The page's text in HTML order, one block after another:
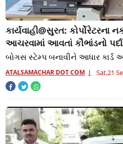
કાર્યવાહી@સુરત: કોર્પોરેટરના
આચરવામાં આવતાં કૌભાંડનો
બોગસ સ્ટેમ્પ બનાવીને આધાર કાર્ડ
ATALSAMACHAR DOT COM Sat,21